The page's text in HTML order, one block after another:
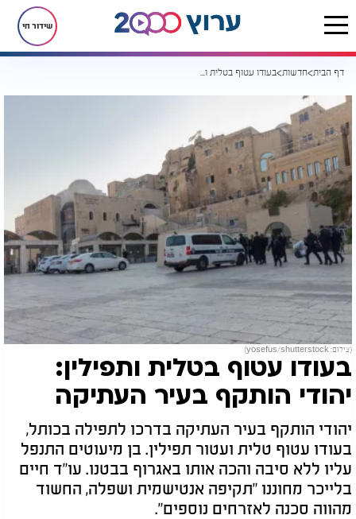
שידור חי
דף הבית חדשות בעודו עטוף בטלית ותפילין: יהודי הותקף בעיר העתיקה
(צילום: yosefus/shutterstock)
בעודו עטוף בטלית ותפילין:
יהודי הותקף בעיר העתיקה
יהודי הותקף בעיר העתיקה בדרכו לתפילה בכותל,
בעודו עטוף טלית ועטור תפילין. בן מיעוטים התנפל
עליו ללא סיבה והכה אותו באגרוף בבטנו. עו"ד חיים
בלייכר מחוננו "תקיפה אנטישמית ושפלה, החשוד
מהווה סכנה לאזרחים נוספים".